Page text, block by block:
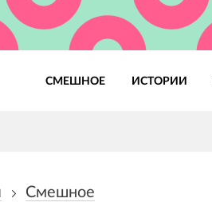
СМЕШНОЕ ИСТОРИИ
Смешное